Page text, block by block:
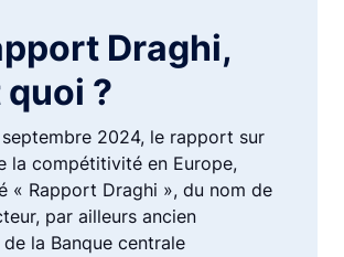
Draghi,
quoi ?
septembre 2024, le rapport sur
la compétitivité en Europe,
« Rapport Draghi », du nom de
par ailleurs ancien
la Banque centrale